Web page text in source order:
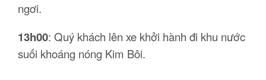
ngơi.
13h00: Quý khách lên xe khởi hành đi khu nước
suối khoáng nóng Kim Bôi.